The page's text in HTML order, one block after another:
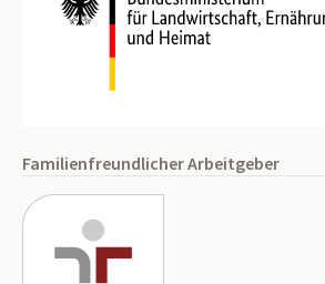
Familienfreundlicher Arbeitgeber